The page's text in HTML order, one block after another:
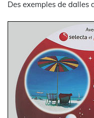
Des exemples de dalles